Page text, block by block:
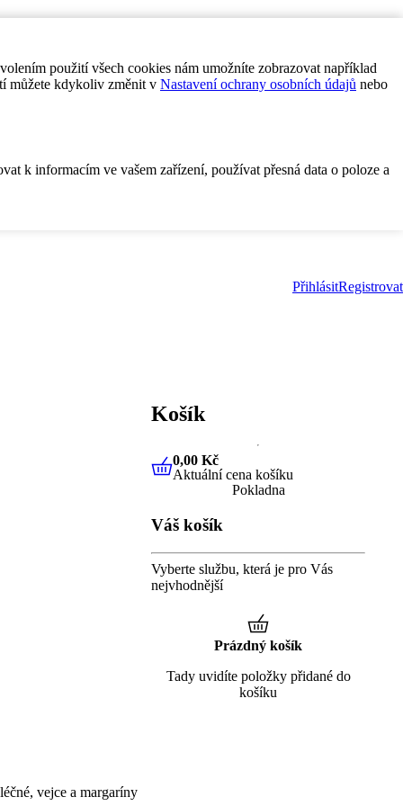
použití všech cookies nám umožníte zobrazovat například
můžete kdykoliv změnit v Nastavení ochrany osobních údajů nebo
k informacím ve vašem zařízení, používat přesná data o poloze a
PřihlásitRegistrovat
vejce a margaríny
Košík
0,00 KčAktuální cena košíku
0,00 Kč
Aktuální cena košíku
Pokladna
Váš košík
Vyberte službu, která je pro Vás
nejvhodnější
Prázdný košík
Tady uvidíte položky přidané do
košíku